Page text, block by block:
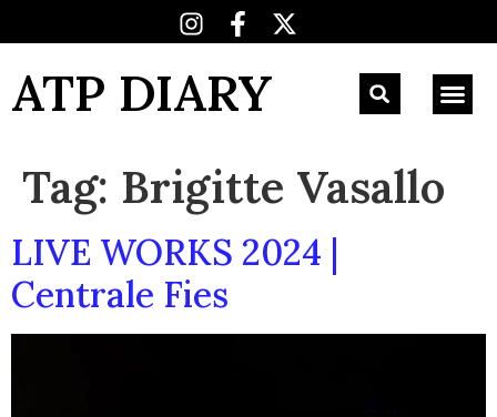
ATP DIARY
Tag: Brigitte Vasallo
LIVE WORKS 2024 |
Centrale Fies